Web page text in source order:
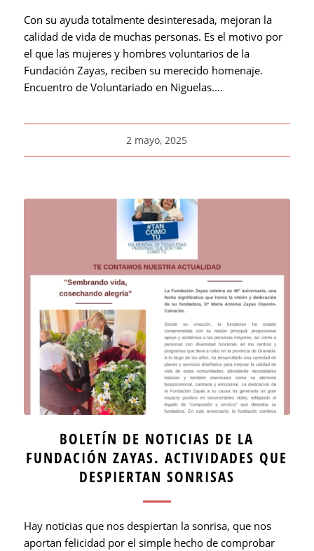
Con su ayuda totalmente desinteresada, mejoran la
calidad de vida de muchas personas. Es el motivo por
el que las mujeres y hombres voluntarios de la
Fundación Zayas, reciben su merecido homenaje.
Encuentro de Voluntariado en Niguelas.…
2 mayo, 2025
BOLETÍN DE NOTICIAS DE LA
FUNDACIÓN ZAYAS. ACTIVIDADES QUE
DESPIERTAN SONRISAS
Hay noticias que nos despiertan la sonrisa, que nos
aportan felicidad por el simple hecho de comprobar